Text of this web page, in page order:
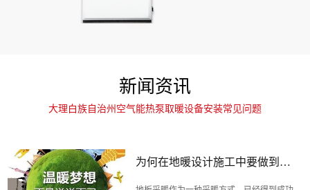
新闻资讯
大理白族自治州空气能热泵取暖设备安装常见问题
为何在地暖设计施工中要做到四